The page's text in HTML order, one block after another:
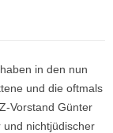
in den nun
und die oftmals
Vorstand Günter
und nichtjüdischer